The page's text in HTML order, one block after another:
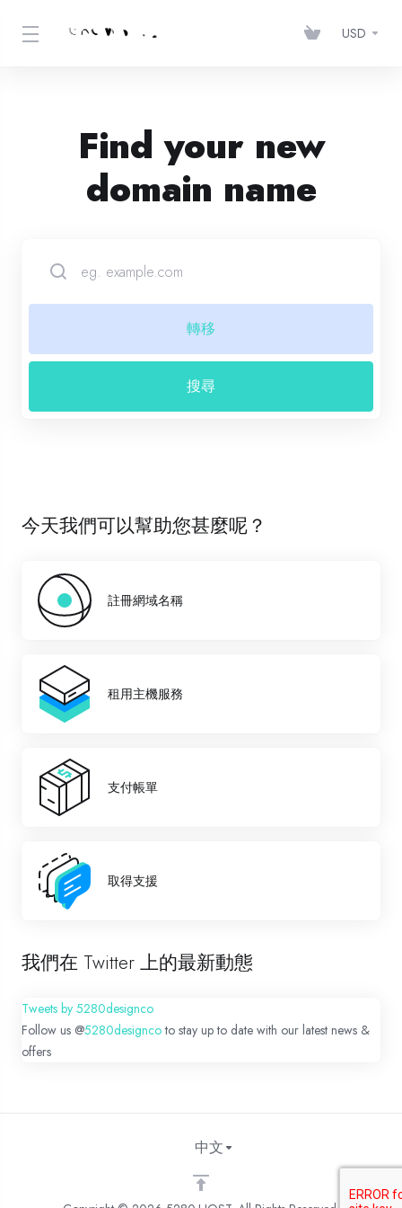
USD
Find your new
domain name
轉移
搜尋
今天我們可以幫助您甚麼呢？
註冊網域名稱
租用主機服務
支付帳單
取得支援
我們在 Twitter 上的最新動態
Tweets by 5280designco
Follow us @5280designcoto stay up to date with our latest news &
offers
中文